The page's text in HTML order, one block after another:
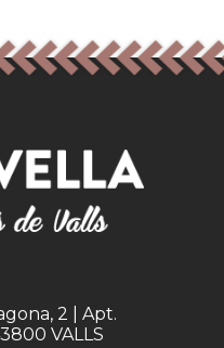
2 | Apt.
VALLS